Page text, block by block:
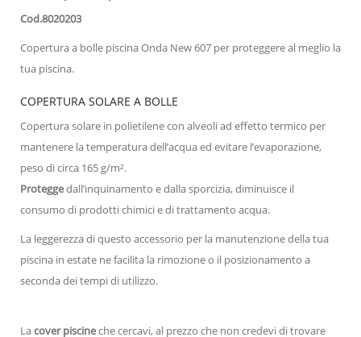
Cod.8020203
Copertura a bolle piscina Onda New 607 per proteggere al meglio la
tua piscina.
COPERTURA SOLARE A BOLLE
Copertura solare in polietilene con alveoli ad effetto termico per
mantenere la temperatura dell’acqua ed evitare l’evaporazione,
peso di circa 165 g/m².
Proteggedall’inquinamento e dalla sporcizia, diminuisce il
consumo di prodotti chimici e di trattamento acqua.
La leggerezza di questo accessorio per la manutenzione della tua
piscina in estate ne facilita la rimozione o il posizionamento a
seconda dei tempi di utilizzo.
Lacover piscineche cercavi, al prezzo che non credevi di trovare